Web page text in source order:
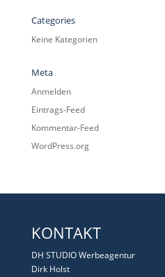
Categories
Keine Kategorien
Meta
Anmelden
Eintrags-Feed
Kommentar-Feed
WordPress.org
KONTAKT
DH STUDIO Werbeagentur
Dirk Holst